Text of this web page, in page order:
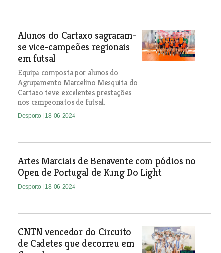
Alunos do Cartaxo sagraram-
se vice-campeões regionais
em futsal
Equipa composta por alunos do
Agrupamento Marcelino Mesquita do
Cartaxo teve excelentes prestações
nos campeonatos de futsal.
Desporto | 18-06-2024
Artes Marciais de Benavente com pódios no
Open de Portugal de Kung Do Light
Desporto | 18-06-2024
CNTN vencedor do Circuito
de Cadetes que decorreu em